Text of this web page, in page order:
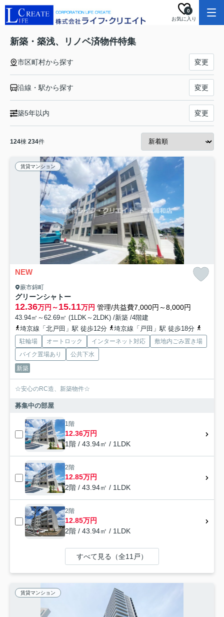
お気に入り
0
新築・築浅、リノベ済物件特集
市区町村から探す 変更
沿線・駅から探す 変更
築5年以内 変更
124棟 234件
賃貸マンション
NEW
蕨市錦町
グリーンシャトー
12.36万円～15.11万円 管理/共益費7,000円～8,000円
43.94㎡～62.69㎡ (1LDK～2LDK) /新築 /4階建
埼京線「北戸田」駅 徒歩12分
埼京線「戸田」駅 徒歩18分
駐輪場 オートロック インターネット対応
敷地内ごみ置き場
バイク置場あり
公共下水
新築
☆安心のRC造、新築物件☆
募集中の部屋
1階
12.36万円
1階 / 43.94㎡ / 1LDK
2階
12.85万円
2階 / 43.94㎡ / 1LDK
2階
12.85万円
2階 / 43.94㎡ / 1LDK
すべて見る（全11戸）
賃貸マンション